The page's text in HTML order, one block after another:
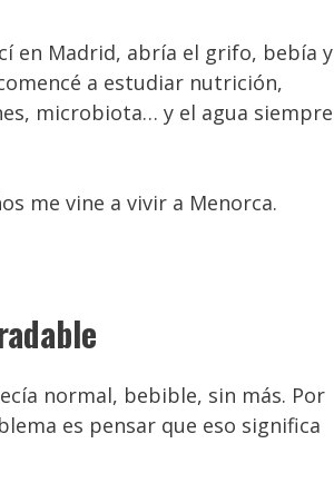
en Madrid, abría el grifo, bebía y
a estudiar nutrición,
microbiota… y el agua siempre
me vine a vivir a Menorca.
normal, bebible, sin más. Por
es pensar que eso significa